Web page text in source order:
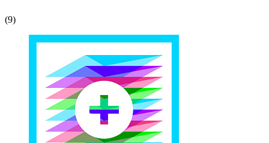
(9)